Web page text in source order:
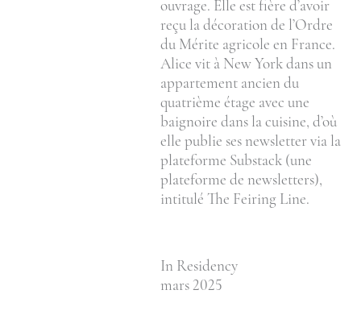
ouvrage. Elle est fière d’avoir
reçu la décoration de l’Ordre
du Mérite agricole en France.
Alice vit à New York dans un
appartement ancien du
quatrième étage avec une
baignoire dans la cuisine, d’où
elle publie ses newsletter via la
plateforme Substack (une
plateforme de newsletters),
intitulé The Feiring Line.
In Residency
mars 2025